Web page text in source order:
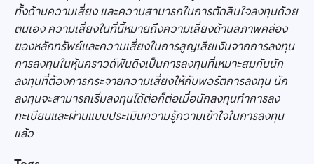
ทั้งด้านความเสี่ยง และความสามารถในการตัดสินใจลงทุนด้วย
ตนเอง ความเสี่ยงในที่นี้หมายถึงความเสี่ยงด้านสภาพคล่อง
ของหลักทรัพย์และความเสี่ยงในการสูญเสียเงินจากการลงทุน
การลงทุนในหุ้นคราวด์ฟันดิงเป็นการลงทุนที่เหมาะสมกับนัก
ลงทุนที่ต้องการกระจายความเสี่ยงให้กับพอร์ตการลงทุน นัก
ลงทุนจะสามารถเริ่มลงทุนได้ต่อก็ต่อเมื่อนักลงทุนทำการลง
ทะเบียนและผ่านแบบประเมินความรู้ความเข้าใจในการลงทุน
แล้ว